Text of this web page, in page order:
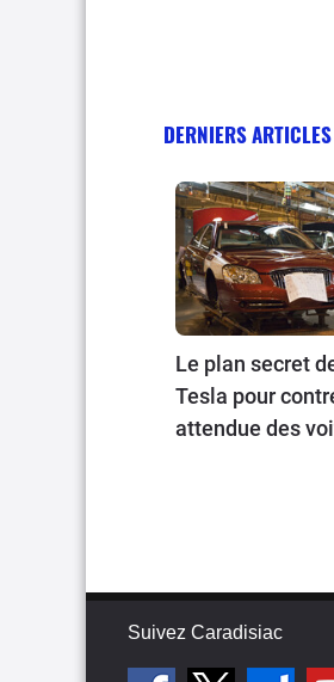
DERNIERS ARTICLES
Le plan secret
Tesla pour
attendue des
Suivez Caradisiac